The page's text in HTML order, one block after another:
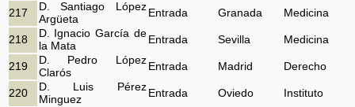
217
D. Santiago López
Argüeta
Entrada Granada Medicina
218
D. Ignacio García de
la Mata
Entrada Sevilla Medicina
219
D. Pedro López
Clarós
Entrada Madrid Derecho
220
D. Luis Pérez
Minguez
Entrada Oviedo Instituto